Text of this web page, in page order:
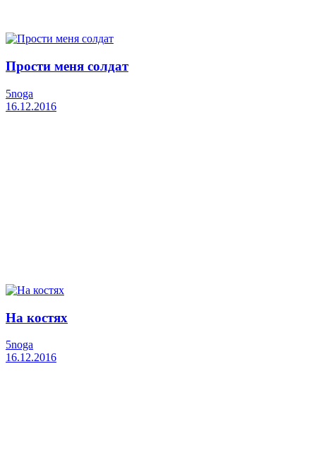
Прости меня солдат
5noga
16.12.2016
На костях
5noga
16.12.2016